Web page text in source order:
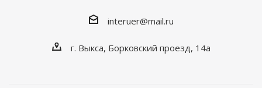
interuer@mail.ru
г. Выкса, Борковский проезд, 14а